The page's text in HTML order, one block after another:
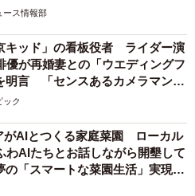
ース情報部
キッド」の看板役者 ライダー演
優が再婚妻との「ウエディングフ
明言 「センスあるカメラマン求
ック
がAIとつくる家庭菜園 ローカル
わAIたちとお話しながら開墾して
「スマートな菜園生活」実現な